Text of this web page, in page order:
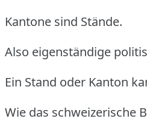
Kantone sind Stände.
Also eigenständige
Ein Stand oder Kanton
Wie das schweizerische